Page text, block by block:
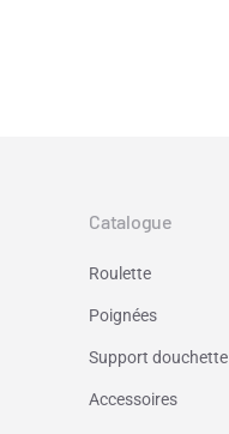
Catalogue
Roulette
Poignées
Support douchette
Accessoires